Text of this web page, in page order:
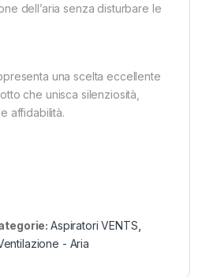
dell’aria senza disturbare le
una scelta eccellente
che unisca silenziosità,
affidabilità.
Aspiratori VENTS
- Aria